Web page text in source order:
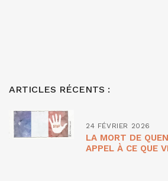
ARTICLES RÉCENTS :
24 FÉVRIER 2026
LA MORT DE
APPEL À CE QUE